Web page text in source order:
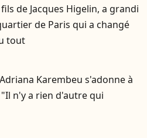
de Jacques Higelin, a grandi
de Paris qui a changé
tout
Karembeu s'adonne à
n'y a rien d'autre qui